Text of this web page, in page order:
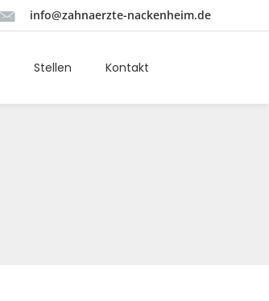
info@zahnaerzte-nackenheim.de
Stellen Kontakt